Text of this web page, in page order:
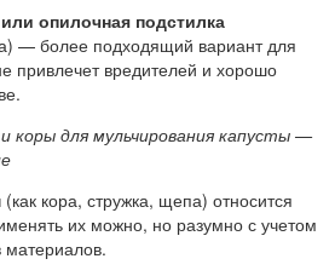
опилочная подстилка
— более подходящий вариант для
привлечет вредителей и хорошо
коры для мульчирования капусты —
(как кора, стружка, щепа) относится
их можно, но разумно с учетом
материалов.